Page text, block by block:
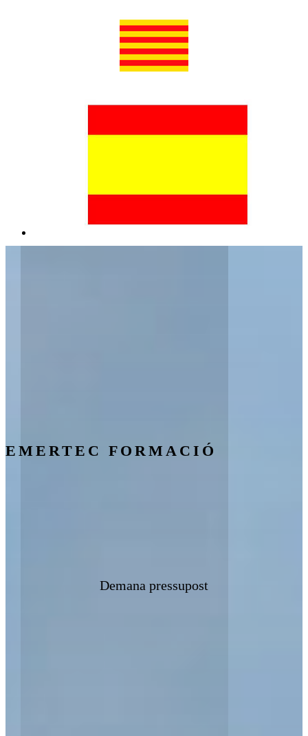
EMERTEC FORMACIÓ
Demana pressupost